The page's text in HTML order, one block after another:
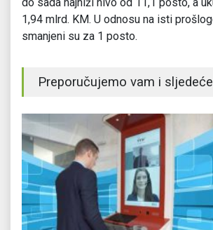
do sada najniži nivo od 11,1 posto, a
1,94 mlrd. KM. U odnosu na isti
smanjeni su za 1 posto.
Preporučujemo vam i